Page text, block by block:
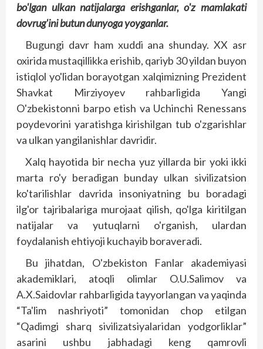
bo'lgan ulkan natijalarga erishganlar, o'z mamlakati
dovrug'ini butun dunyoga yoyganlar.
Bugungi davr ham xuddi ana shunday. XX asr
oxirida mus­taqillikka erishib, qariyb 30 yildan buyon
istiqlol yo'lidan borayotgan xalqimizning Prezident
Shavkat Mirziyoyev rahbarligida Yangi
O'zbekistonni barpo etish va Uchinchi Renessans
poydevorini yaratishga kirishilgan tub o'zgarishlar
va ulkan yangilanishlar davridir.
Xalq hayotida bir necha yuz yillarda bir yoki ikki
marta ro'y beradigan bunday ulkan sivilizatsion
ko'tarilishlar davrida insoniyatning bu boradagi
ilg'or tajribalariga murojaat qilish, qo'lga kiritilgan
natijalar va yutuqlarni o'rganish, ulardan
foydalanish ehtiyoji kuchayib boraveradi.
Bu jihatdan, O'zbekiston Fanlar akademiyasi
akademiklari, atoqli olimlar O.U.Salimov va
A.X.Saidovlar rahbarligida tayyorlangan va yaqinda
“Ta'lim nashriyoti” tomonidan chop etilgan
“Qadimgi sharq sivilizatsiya­laridan yodgorliklar”
asarini ushbu jabhadagi keng qamrovli